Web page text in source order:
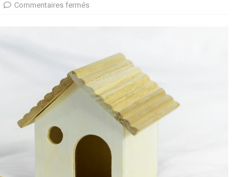
Commentaires fermés